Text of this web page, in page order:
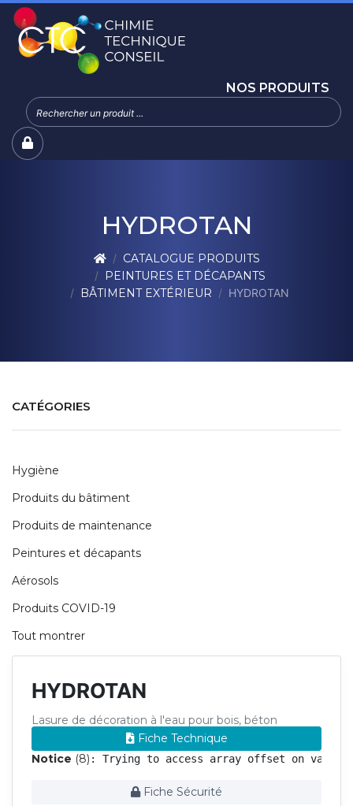
NOS PRODUITS
HYDROTAN
CATALOGUE PRODUITS
PEINTURES ET DÉCAPANTS
BÂTIMENT EXTÉRIEUR
HYDROTAN
CATÉGORIES
Hygiène
Produits du bâtiment
Produits de maintenance
Peintures et décapants
Aérosols
Produits COVID-19
Tout montrer
HYDROTAN
Lasure de décoration à l'eau pour bois, béton
Fiche Technique
Notice (8) : Trying to access array offset on
Fiche Sécurité